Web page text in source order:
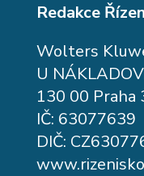
Redakce
Wolters
U
130 00 Praha
IČ: 63077639
DIČ: